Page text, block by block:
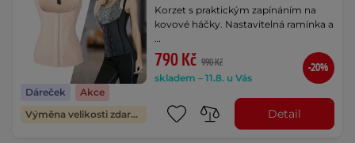
Dáreček
Akce
Výměna velikosti zdarma
Korzet s praktickým zapínáním na
kovové háčky. Nastavitelná ramínka a
…
790 Kč 990 Kč
skladem – 11.8. u Vás
-20%
Detail